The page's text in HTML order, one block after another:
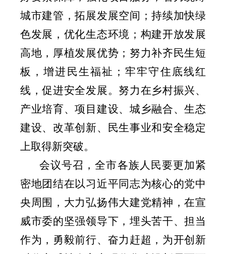
城市建管，拓展发展空间；持续加快绿
色发展，优化生态环境；构建开放发展
高地，厚植发展优势；努力补齐民生短
板，增进民生福祉；牢牢守住底线红
线，促进安全发展。努力在乡村振兴、
产业培育、项目建设、城乡融合、生态
建设、改革创新、民生事业和安全稳定
上取得新突破。
会议号召，全市各族人民要更加紧
密地团结在以习近平同志为核心的党中
央周围，大力弘扬伟大建党精神，在宣
威市委的坚强领导下，埋头苦干、担当
作为，勇毅前行、奋力赶超，为开创新